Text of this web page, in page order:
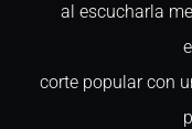
al escucharla
corte popular con